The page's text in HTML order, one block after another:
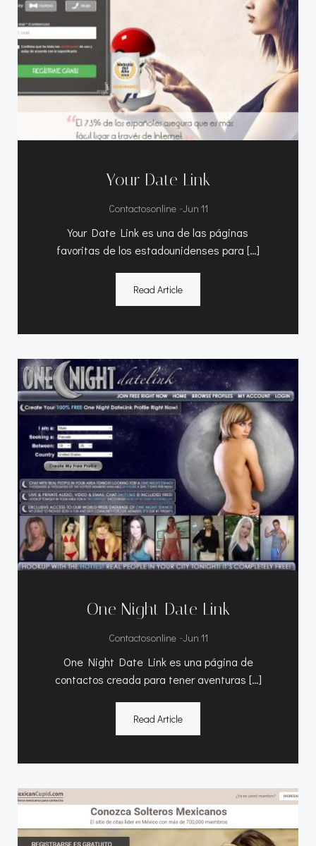
Your Date Link
Contactosonline -Jun 11
Your Date Link es una de las páginas
favoritas de los estadounidenses para […]
Read Article
One Night Date Link
Contactosonline -Jun 11
One Night Date Link es una página de
contactos creada para tener aventuras […]
Read Article